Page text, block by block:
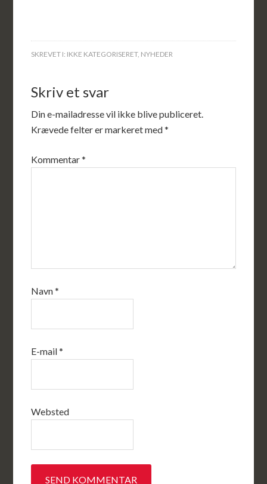
SKREVET I: IKKE KATEGORISERET, NYHEDER
Skriv et svar
Din e-mailadresse vil ikke blive publiceret.
Krævede felter er markeret med*
Kommentar*
Navn*
E-mail*
Websted